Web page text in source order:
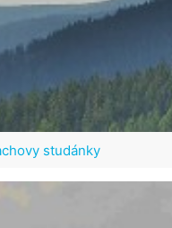
studánky